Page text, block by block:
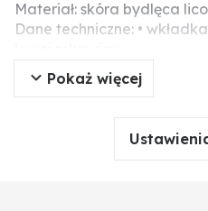
Materiał: skóra bydlęca
Dane techniczne: •
• przetestowane zgodnie z
• wykonane z wysokiej
jedwabiu parasolowego
• wzmocnione
Pokaż więcej